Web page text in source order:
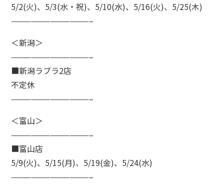
5/2(火)、5/3(水・祝)、5/10(水)、5/16(火)、5/25(木)
————————————–
＜新潟＞
————————————–
■新潟ラブラ2店
不定休
————————————–
＜富山＞
————————————–
■富山店
5/9(火)、5/15(月)、5/19(金)、5/24(水)
————————————–